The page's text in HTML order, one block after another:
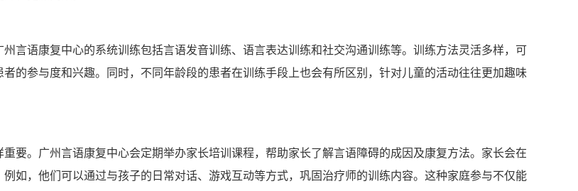
言语康复中心的系统训练包括言语发音训练、语言表达训练和社交沟通训练等。训练方法灵活多样，可
的参与度和兴趣。同时，不同年龄段的患者在训练手段上也会有所区别，针对儿童的活动往往更加趣味
要。广州言语康复中心会定期举办家长培训课程，帮助家长了解言语障碍的成因及康复方法。家长会在
如，他们可以通过与孩子的日常对话、游戏互动等方式，巩固治疗师的训练内容。这种家庭参与不仅能